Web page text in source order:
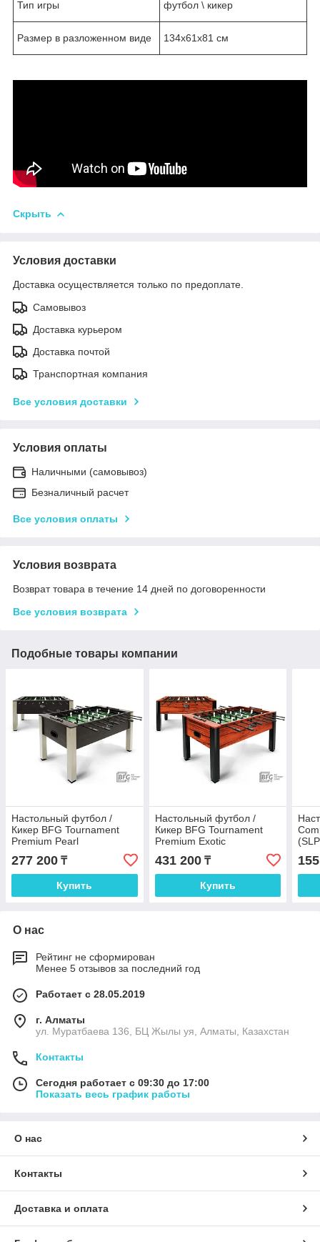
Тип игры футбол \ кикер
Размер в разложенном виде 134х61х81 см
Скрыть
Условия доставки
Доставка осуществляется только по предоплате.
Самовывоз
Доставка курьером
Доставка почтой
Транспортная компания
Все условия доставки
Условия оплаты
Наличными (самовывоз)
Безналичный расчет
Все условия оплаты
Условия возврата
Возврат товара в течение 14 дней по договоренности
Все условия возврата
Подобные товары компании
Настольный футбол /
Кикер BFG Tournament
Premium Pearl
277 200 ₸
Купить
Настольный футбол /
Кикер BFG Tournament
Premium Exotic
431 200₸
Купить
О нас
Рейтинг не сформирован
Менее 5 отзывов за последний год
Работает с 28.05.2019
г. Алматы
ул. Муратбаева 136, БЦ Жылы уя, Алматы, Казахстан
Контакты
Сегодня работает с 09:30 до 17:00
Показать весь график работы
О нас
Контакты
Доставка и оплата